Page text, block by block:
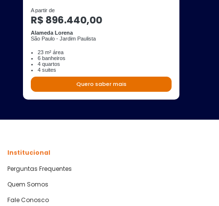
A partir de
R$ 896.440,00
Alameda Lorena
São Paulo - Jardim Paulista
23 m² área
6 banheiros
4 quartos
4 suites
Quero saber mais
Institucional
Perguntas Frequentes
Quem Somos
Fale Conosco